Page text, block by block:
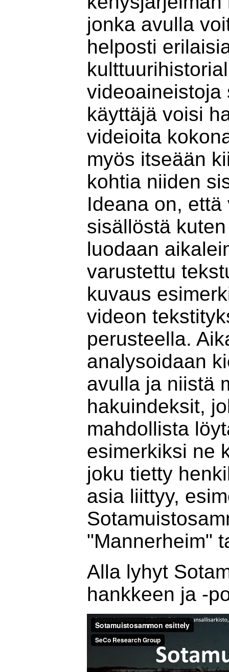
jonka avulla
helposti
videoaineistoja
käyttäjä voisi
videioita
myös itseään
kohtia niiden
Ideana on, että
sisällöstä
luodaan
varustettu
kuvaus
videon
perusteella.
analysoidaan
avulla ja niistä
hakuindeksit,
mahdollista
esimerkiksi ne
joku tietty
asia liittyy,
"Mannerheim"
Alla lyhyt
hankkeen ja -